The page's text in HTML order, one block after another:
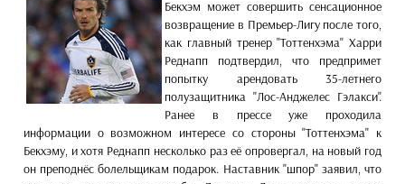
Бекхэм может совершить сенсационное
возвращение в Премьер-Лигу после того,
как главный тренер "Тоттенхэма" Харри
Реднапп подтвердил, что предпримет
попытку арендовать 35-летнего
полузащитника "Лос-Анджелес Гэлакси".
Ранее в прессе уже проходила
информации о возможном интересе со стороны "Тоттенхэма" к
Бекхэму, и хотя Реднапп несколько раз её опровергал, на новый год
он преподнёс болельщикам подарок. Наставник "шпор" заявил, что